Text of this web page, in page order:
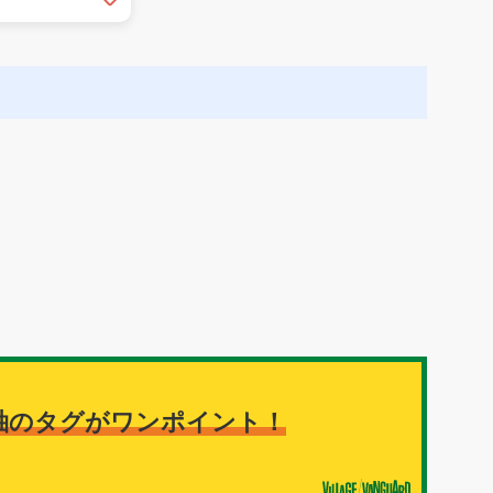
のタグがワンポイント！